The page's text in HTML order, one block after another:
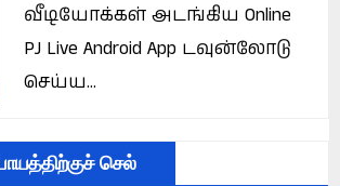
வீடியோக்கள் அடங்கிய Online
PJ Live Android App டவுன்லோடு
செய்ய...
செல்